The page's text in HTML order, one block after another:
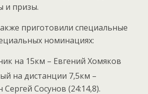
и призы.
приготовили специальные
номинациях:
на 15км – Евгений Хомяков
на дистанции 7,5км –
Сосунов (24:14,8).